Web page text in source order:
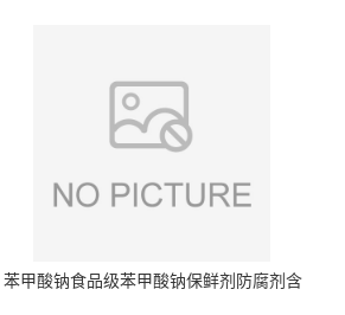
苯甲酸钠食品级苯甲酸钠保鲜剂防腐剂含